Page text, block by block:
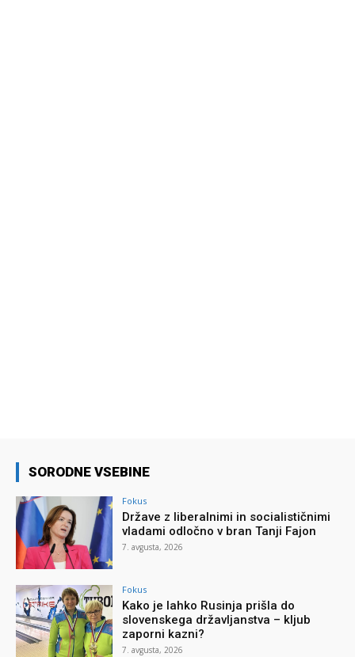
SORODNE VSEBINE
Fokus
Države z liberalnimi in socialističnimi
vladami odločno v bran Tanji Fajon
7. avgusta, 2026
Fokus
Kako je lahko Rusinja prišla do
slovenskega državljanstva – kljub
zaporni kazni?
7. avgusta, 2026